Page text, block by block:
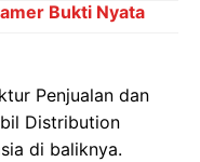
Bukti Nyata
Penjualan dan
Distribution
di baliknya.